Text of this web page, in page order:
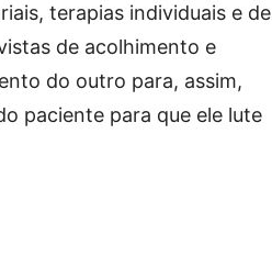
terapias individuais e de
de acolhimento e
do outro para, assim,
paciente para que ele lute